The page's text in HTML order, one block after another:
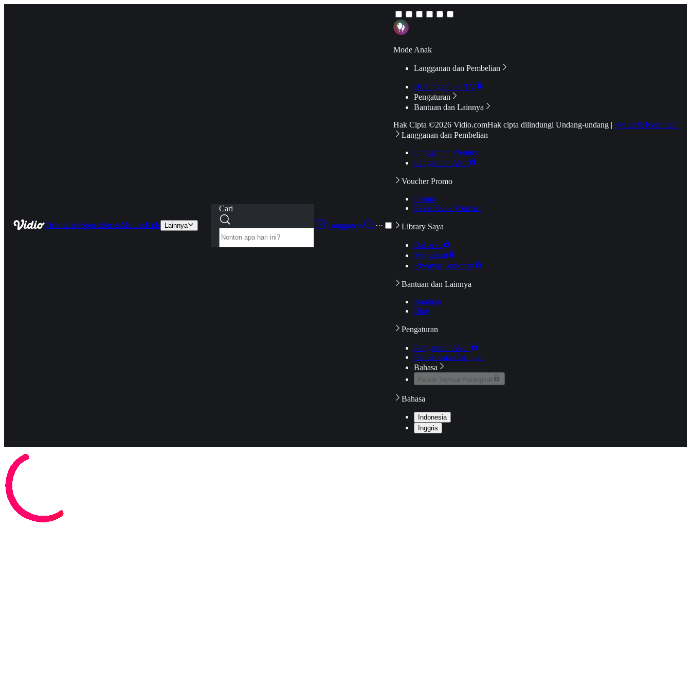
HomeLiveSportsSeriesMoviesKids Lainnya
Cari
Langganan
···
Mode Anak
Langganan dan Pembelian
Hubungkan ke TV
Pengaturan
Bantuan dan Lainnya
Hak Cipta ©2026 Vidio.comHak cipta dilindungi Undang-undang | Syarat & Ketentuan
Langganan dan Pembelian
Langganan Premier
Langganan Aktif
Voucher Promo
Promo
Pakai Kode Voucher
Library Saya
Daftarku
Mengikuti
Riwayat Tontonan
Bantuan dan Lainnya
Bantuan
Blog
Pengaturan
Pengaturan Akun
Pemeriksaan Jaringan
Bahasa
Keluar Semua Perangkat
Bahasa
Indonesia
Inggris